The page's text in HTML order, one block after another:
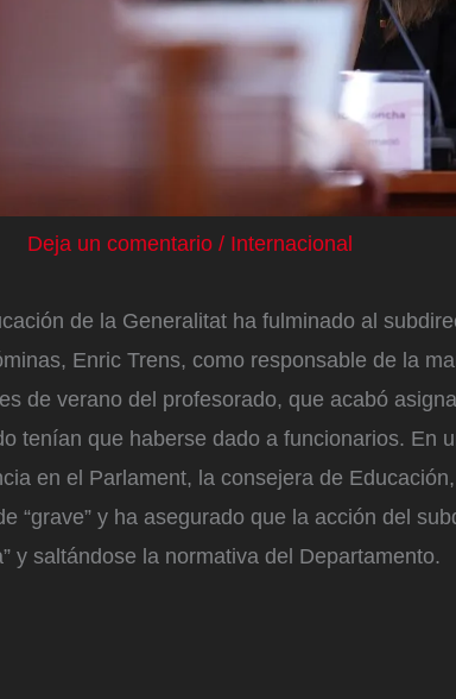
Deja un comentario / Internacional
de la Generalitat ha fulminado al
Enric Trens, como responsable de la
de verano del profesorado, que acabó
tenían que haberse dado a funcionarios. En
en el Parlament, la consejera de
“grave” y ha asegurado que la acción del
y saltándose la normativa del Departamento.